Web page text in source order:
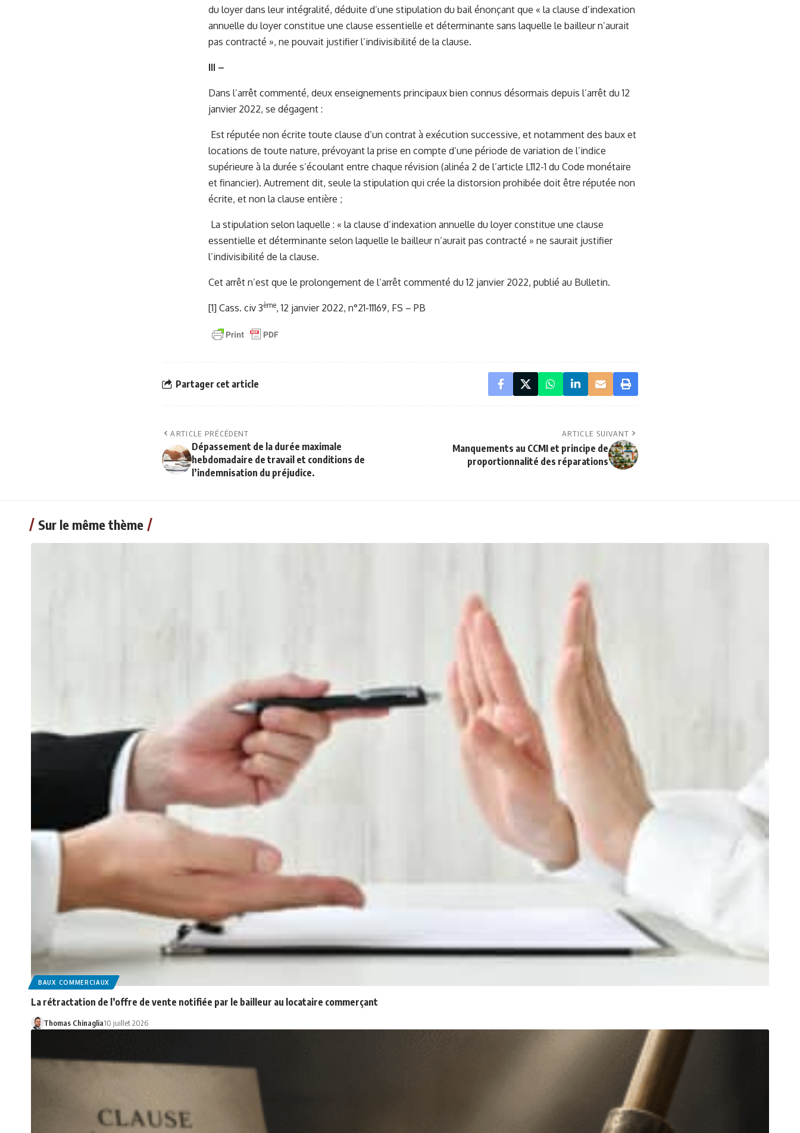
du loyer dans leur intégralité, déduite d’une stipulation du bail énonçant que « la clause d’indexation
annuelle du loyer constitue une clause essentielle et déterminante sans laquelle le bailleur n’aurait
pas contracté », ne pouvait justifier l’indivisibilité de la clause.
III –
Dans l’arrêt commenté, deux enseignements principaux bien connus désormais depuis l’arrêt du 12
janvier 2022, se dégagent :
Est réputée non écrite toute clause d’un contrat à exécution successive, et notamment des baux et
locations de toute nature, prévoyant la prise en compte d’une période de variation de l’indice
supérieure à la durée s’écoulant entre chaque révision (alinéa 2 de l’article L112-1 du Code monétaire
et financier). Autrement dit, seule la stipulation qui crée la distorsion prohibée doit être réputée non
écrite, et non la clause entière ;
La stipulation selon laquelle : « la clause d’indexation annuelle du loyer constitue une clause
essentielle et déterminante selon laquelle le bailleur n’aurait pas contracté » ne saurait justifier
l’indivisibilité de la clause.
Cet arrêt n’est que le prolongement de l’arrêt commenté du 12 janvier 2022, publié au Bulletin.
[1] Cass. civ 3ème, 12 janvier 2022, n°21-11169, FS – PB
Partager cet article
ARTICLE PRÉCÉDENT
Dépassement de la durée maximale
hebdomadaire de travail et conditions de
l’indemnisation du préjudice.
ARTICLE SUIVANT
Manquements au CCMI et principe de
proportionnalité des réparations
Sur le même thème
BAUX COMMERCIAUX
La rétractation de l’offre de vente notifiée par le bailleur au locataire commerçant
Thomas Chinaglia10 juillet 2026